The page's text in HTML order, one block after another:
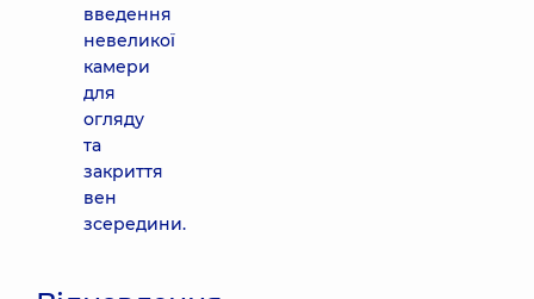
введення
невеликої
камери
для
огляду
та
закриття
вен
зсередини.